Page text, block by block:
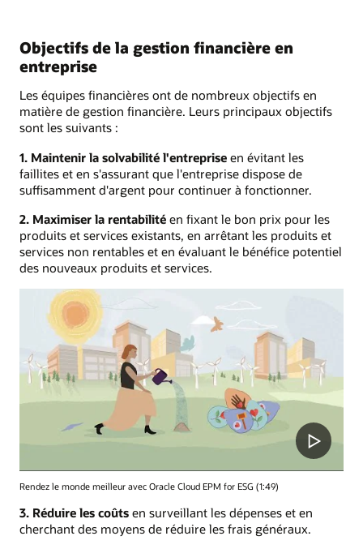
Objectifs de la gestion financière en
entreprise
Les équipes financières ont de nombreux objectifs en
matière de gestion financière. Leurs principaux objectifs
sont les suivants :
1. Maintenir la solvabilité l'entreprise en évitant les
faillites et en s'assurant que l'entreprise dispose de
suffisamment d'argent pour continuer à fonctionner.
2. Maximiser la rentabilité en fixant le bon prix pour les
produits et services existants, en arrêtant les produits et
services non rentables et en évaluant le bénéfice potentiel
des nouveaux produits et services.
Rendez le monde meilleur avec Oracle Cloud EPM for ESG (1:49)
3. Réduire les coûts en surveillant les dépenses et en
cherchant des moyens de réduire les frais généraux.